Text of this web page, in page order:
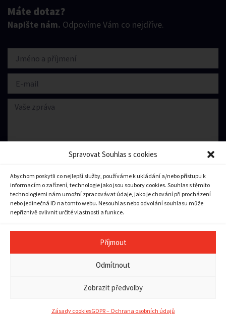
Spravovat Souhlas s cookies
Abychom poskytli co nejlepší služby, používáme k ukládání a/nebo přístupu k
informacím o zařízení, technologie jako jsou soubory cookies. Souhlas s těmito
technologiemi nám umožní zpracovávat údaje, jako je chování při procházení
nebo jedinečná ID na tomto webu. Nesouhlas nebo odvolání souhlasu může
nepříznivě ovlivnit určité vlastnosti a funkce.
Příjmout
Odmítnout
Zobrazit předvolby
Zásady cookiesGDPR – Ochrana osobních údajů
Máte dotaz?
Napište nám. Odpovíme Vám co nejdříve.
Souhlasím se zpracováníosobních údajů.
Odeslat zprávu
Copyright © 2023 město Pilníkov
přístupnosti a použitelnosti